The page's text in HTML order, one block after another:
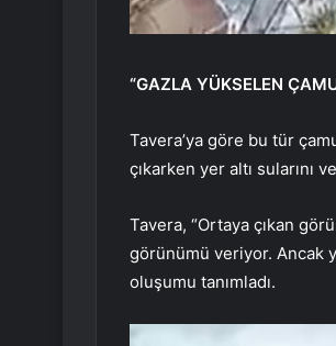
“GAZLA YÜKSELEN
Tavera’ya göre bu tür
çıkarken yer altı sularını
Tavera, “Ortaya çıkan
görünümü veriyor. Ancak
oluşumu tanımladı.